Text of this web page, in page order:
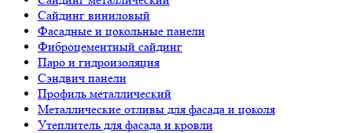
Сайдинг виниловый
Фасадные и цокольные панели
Фиброцементный сайдинг
Паро и гидроизоляция
Сэндвич панели
Профиль металлический
Металлические отливы для фасада и цоколя
Утеплитель для фасада и кровли